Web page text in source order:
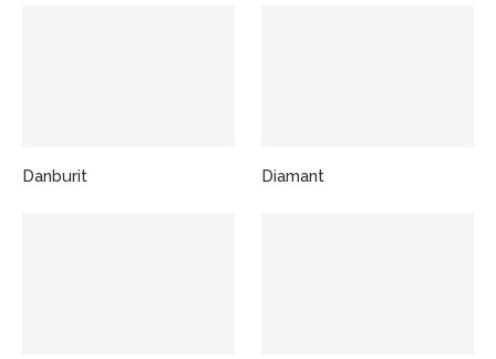
Danburit Diamant